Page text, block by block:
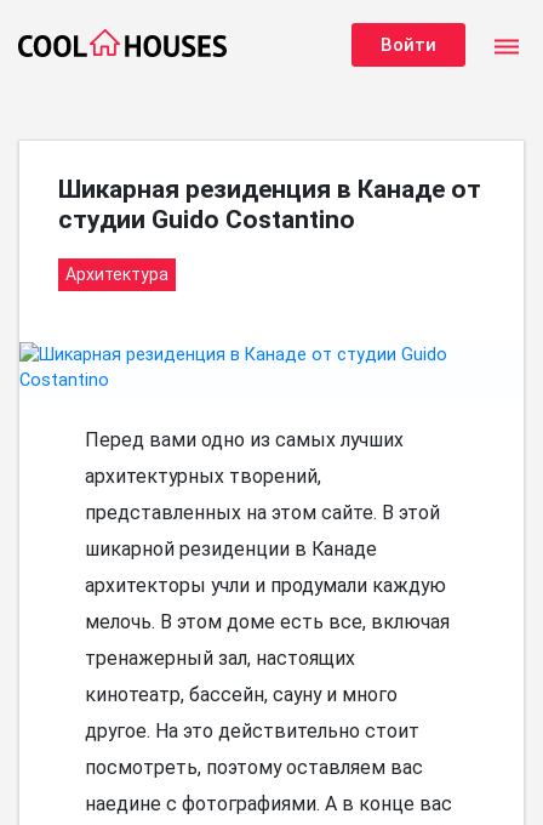
Войти dehaze
Шикарная резиденция в Канаде от
студии Guido Costantino
Архитектура
Перед вами одно из самых лучших
архитектурных творений,
представленных на этом сайте. В этой
шикарной резиденции в Канаде
архитекторы учли и продумали каждую
мелочь. В этом доме есть все, включая
тренажерный зал, настоящих
кинотеатр, бассейн, сауну и много
другое. На это действительно стоит
посмотреть, поэтому оставляем вас
наедине с фотографиями. А в конце вас